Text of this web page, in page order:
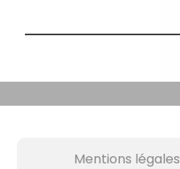
Mentions légales